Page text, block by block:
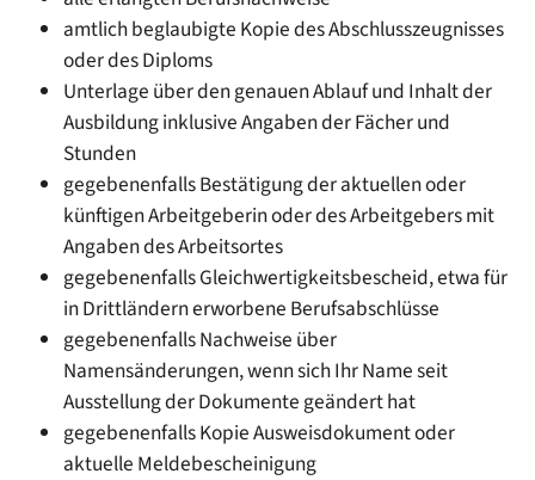
amtlich beglaubigte Kopie des Abschlusszeugnisses
oder des Diploms
Unterlage über den genauen Ablauf und Inhalt der
Ausbildung inklusive Angaben der Fächer und
Stunden
gegebenenfalls Bestätigung der aktuellen oder
künftigen Arbeitgeberin oder des Arbeitgebers mit
Angaben des Arbeitsortes
gegebenenfalls Gleichwertigkeitsbescheid, etwa für
in Drittländern erworbene Berufsabschlüsse
gegebenenfalls Nachweise über
Namensänderungen, wenn sich Ihr Name seit
Ausstellung der Dokumente geändert hat
gegebenenfalls Kopie Ausweisdokument oder
aktuelle Meldebescheinigung